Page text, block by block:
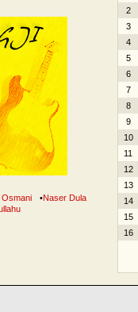
•Naser Dula
2
3
4
5
6
7
8
9
10
11
12
13
14
15
16